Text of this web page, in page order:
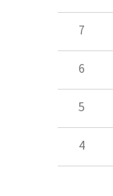
7
6
5
4